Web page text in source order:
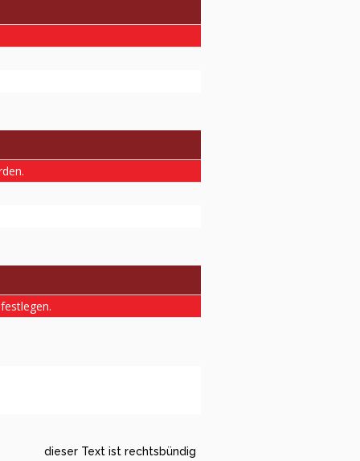
dieser Text ist rechtsbündig